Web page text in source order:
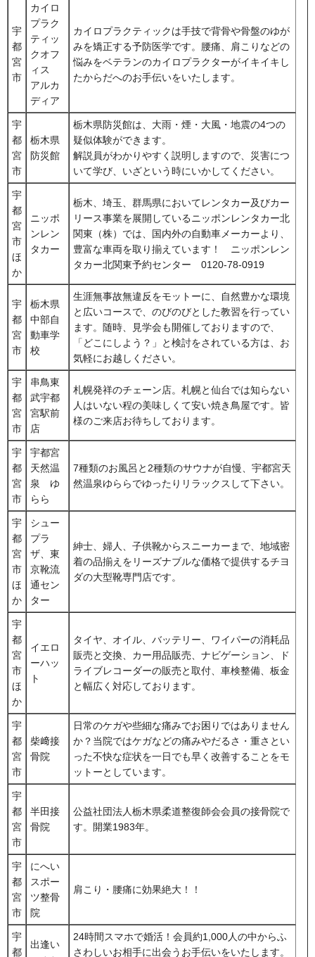
宇
都
宮
市
カイロ
プラク
ティッ
クオフ
ィス
アルカ
ディア
カイロプラクティックは手技で背骨や骨盤のゆが
みを矯正する予防医学です。腰痛、肩こりなどの
悩みをベテランのカイロプラクターがイキイキし
たからだへのお手伝いをいたします。
宇
都
宮
市
栃木県
防災館
栃木県防災館は、大雨・煙・大風・地震の4つの
疑似体験ができます。
解説員がわかりやすく説明しますので、災害につ
いて学び、いざという時にいかしてください。
宇
都
宮
市
ほ
か
ニッポ
ンレン
タカー
栃木、埼玉、群馬県においてレンタカー及びカー
リース事業を展開しているニッポンレンタカー北
関東（株）では、国内外の自動車メーカーより、
豊富な車両を取り揃えています！ ニッポンレン
タカー北関東予約センター 0120-78-0919
宇
都
宮
市
栃木県
中部自
動車学
校
生涯無事故無違反をモットーに、自然豊かな環境
と広いコースで、のびのびとした教習を行ってい
ます。随時、見学会も開催しておりますので、
「どこにしよう？」と検討をされている方は、お
気軽にお越しください。
宇
都
宮
市
串鳥東
武宇都
宮駅前
店
札幌発祥のチェーン店。札幌と仙台では知らない
人はいない程の美味しくて安い焼き鳥屋です。皆
様のご来店お待ちしております。
宇
都
宮
市
宇都宮
天然温
泉 ゆ
らら
7種類のお風呂と2種類のサウナが自慢、宇都宮天
然温泉ゆららでゆったりリラックスして下さい。
宇
都
宮
市
ほ
か
シュー
プラ
ザ、東
京靴流
通セン
ター
紳士、婦人、子供靴からスニーカーまで、地域密
着の品揃えをリーズナブルな価格で提供するチヨ
ダの大型靴専門店です。
宇
都
宮
市
ほ
か
イエロ
ーハッ
ト
タイヤ、オイル、バッテリー、ワイパーの消耗品
販売と交換、カー用品販売、ナビゲーション、ド
ライブレコーダーの販売と取付、車検整備、板金
と幅広く対応しております。
宇
都
宮
市
柴﨑接
骨院
日常のケガや些細な痛みでお困りではありません
か？当院ではケガなどの痛みやだるさ・重さとい
った不快な症状を一日でも早く改善することをモ
ットーとしています。
宇
都
宮
市
半田接
骨院
公益社団法人栃木県柔道整復師会会員の接骨院で
す。開業1983年。
宇
都
宮
市
にへい
スポー
ツ整骨
院
肩こり・腰痛に効果絶大！！
宇
都
出逢い
24時間スマホで婚活！会員約1,000人の中からふ
さわしいお相手に出会うお手伝いをいたします。